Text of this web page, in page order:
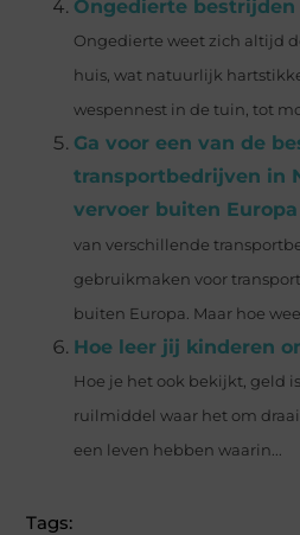
Ongedierte
Ongedierte weet zich altijd
huis, wat natuurlijk
wespennest in de tuin, tot
Ga voor een van de
transportbedrijven in
vervoer buiten Europa
van verschillende
gebruikmaken voor
buiten Europa. Maar hoe
Hoe leer jij kinderen
Hoe je het ook bekijkt, geld
ruilmiddel waar het om
een leven hebben waarin...
Tags: